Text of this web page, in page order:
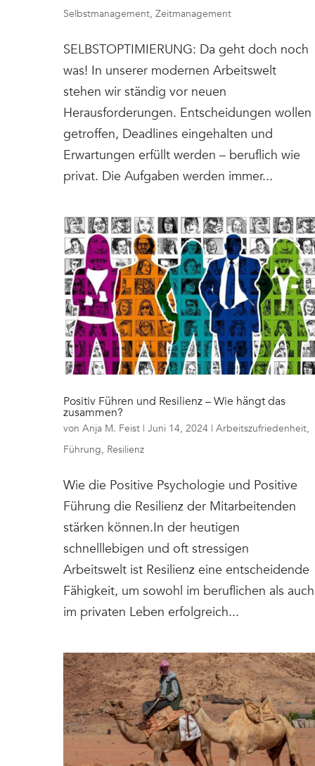
Selbstmanagement, Zeitmanagement
SELBSTOPTIMIERUNG: Da geht doch noch
was! In unserer modernen Arbeitswelt
stehen wir ständig vor neuen
Herausforderungen. Entscheidungen wollen
getroffen, Deadlines eingehalten und
Erwartungen erfüllt werden – beruflich wie
privat. Die Aufgaben werden immer...
Positiv Führen und Resilienz – Wie hängt das
zusammen?
von Anja M. Feist| Juni 14, 2024| Arbeitszufriedenheit,
Führung, Resilienz
Wie die Positive Psychologie und Positive
Führung die Resilienz der Mitarbeitenden
stärken können.In der heutigen
schnelllebigen und oft stressigen
Arbeitswelt ist Resilienz eine entscheidende
Fähigkeit, um sowohl im beruflichen als auch
im privaten Leben erfolgreich...